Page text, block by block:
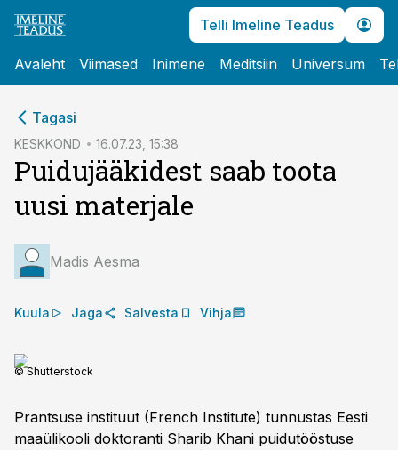
Telli Imeline Teadus
Avaleht Viimased Inimene Meditsiin Universum
Tagasi
KESKKOND 16.07.23, 15:38
Puidujääkidest saab toota
uusi materjale
Madis Aesma
Kuula Jaga Salvesta Vihja
© Shutterstock
Prantsuse instituut (French Institute) tunnustas Eesti
maa­ülikooli doktoranti Sharib Khani puidu­tööstuse